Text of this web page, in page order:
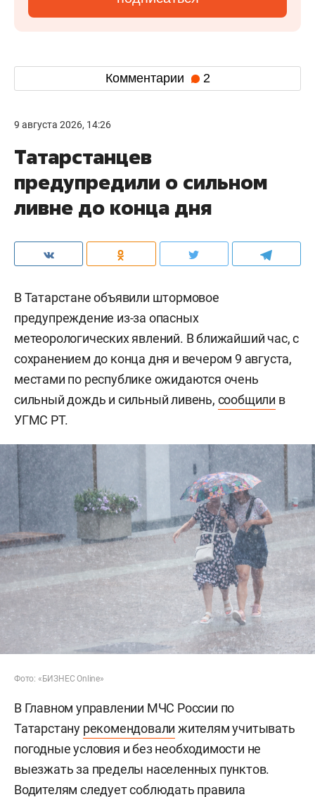
Комментарии 2
9 августа 2026, 14:26
Татарстанцев
предупредили о сильном
ливне до конца дня
В Татарстане объявили штормовое
предупреждение из-за опасных
метеорологических явлений. В ближайший час, с
сохранением до конца дня и вечером 9 августа,
местами по республике ожидаются очень
сильный дождь и сильный ливень, сообщили в
УГМС РТ.
Фото: «БИЗНЕС Online»
В Главном управлении МЧС России по
Татарстану рекомендовали жителям учитывать
погодные условия и без необходимости не
выезжать за пределы населенных пунктов.
Водителям следует соблюдать правила